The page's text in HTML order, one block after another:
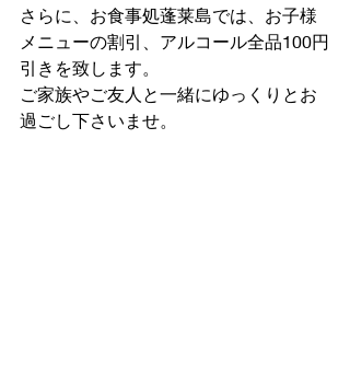
さらに、お食事処蓬莱島では、お子様
メニューの割引、アルコール全品100円
引きを致します。
ご家族やご友人と一緒にゆっくりとお
過ごし下さいませ。